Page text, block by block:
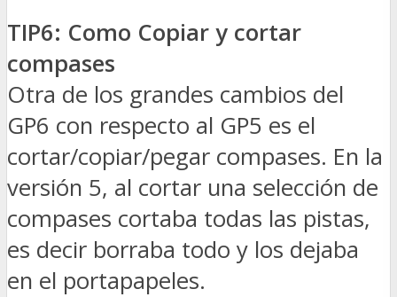
TIP6: Como Copiar y cortar
compases
Otra de los grandes cambios del
GP6 con respecto al GP5 es el
cortar/copiar/pegar compases. En la
versión 5, al cortar una selección de
compases cortaba todas las pistas,
es decir borraba todo y los dejaba
en el portapapeles.